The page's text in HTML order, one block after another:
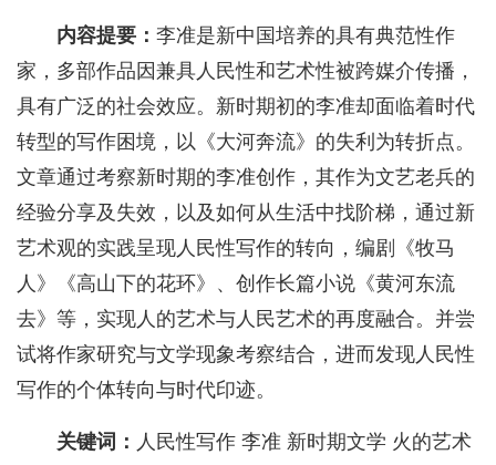
内容提要： 李准是新中国培养的具有典范性作
家，多部作品因兼具人民性和艺术性被跨媒介传播，
具有广泛的社会效应。新时期初的李准却面临着时代
转型的写作困境，以《大河奔流》的失利为转折点。
文章通过考察新时期的李准创作，其作为文艺老兵的
经验分享及失效，以及如何从生活中找阶梯，通过新
艺术观的实践呈现人民性写作的转向，编剧《牧马
人》《高山下的花环》、创作长篇小说《黄河东流
去》等，实现人的艺术与人民艺术的再度融合。并尝
试将作家研究与文学现象考察结合，进而发现人民性
写作的个体转向与时代印迹。
关键词： 人民性写作 李准 新时期文学 火的艺术